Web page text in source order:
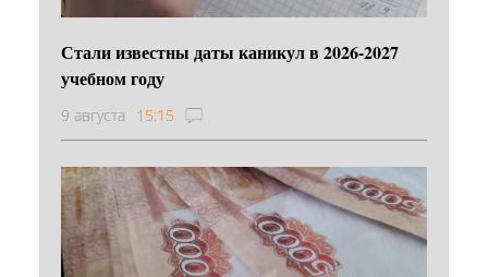
Стали известны даты каникул в 2026-2027
учебном году
9 августа 15:15